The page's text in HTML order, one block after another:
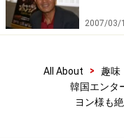
2007/03/
All About > 趣味
韓国エンタ
ヨン様も